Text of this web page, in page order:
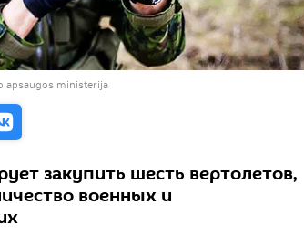
apsaugos ministerija
закупить шесть вертолетов,
военных и